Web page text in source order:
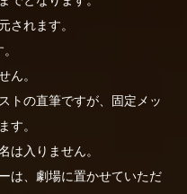
されます。
ん。
トの直筆ですが、固定メッ
す。
は入りません。
は、劇場に置かせていただ